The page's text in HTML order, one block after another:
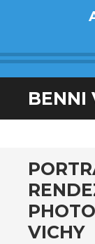
BENNI
VICHY